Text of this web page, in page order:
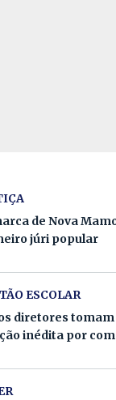
de Nova
júri popular
ESCOLAR
diretores tomam
inédita por